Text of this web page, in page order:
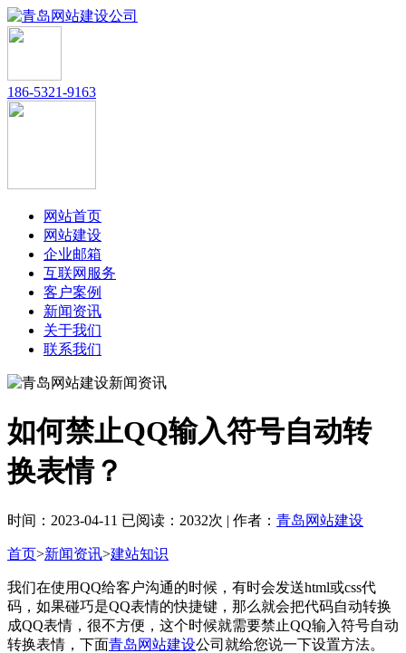
186-5321-9163
网站首页
网站建设
企业邮箱
互联网服务
客户案例
新闻资讯
关于我们
联系我们
如何禁止QQ输入符号自动转
换表情？
时间：2023-04-11 已阅读：2032次 | 作者： 青岛网站建设
首页>新闻资讯>建站知识
我们在使用QQ给客户沟通的时候，有时会发送html或css代
码，如果碰巧是QQ表情的快捷键，那么就会把代码自动转换
成QQ表情，很不方便，这个时候就需要禁止QQ输入符号自动
转换表情，下面青岛网站建设公司就给您说一下设置方法。